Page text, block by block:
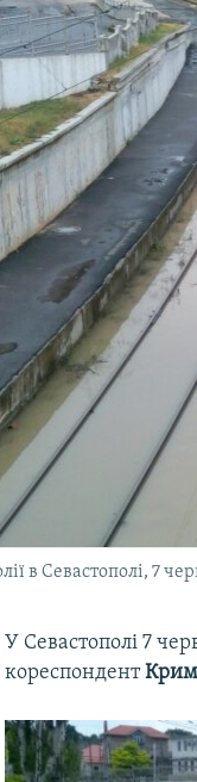
в Севастополі, 7
У Севастополі 7
кореспондент